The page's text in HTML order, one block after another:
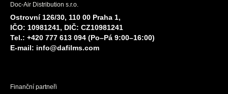
Doc-Air Distribution s.r.o.
Ostrovní 126/30, 110 00 Praha 1,
IČO: 10981241, DIČ: CZ10981241
Tel.: +420 777 613 094 (Po–Pá 9:00–16:00)
E-mail: info@dafilms.com
Finanční partneři